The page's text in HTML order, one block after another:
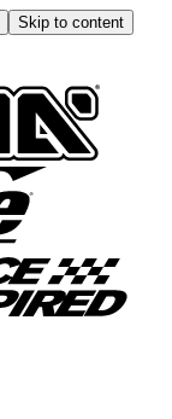
Skip to content